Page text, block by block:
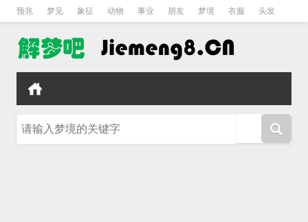
预兆 梦见 象征 动物 事业 朋友 梦境 衣服 头发